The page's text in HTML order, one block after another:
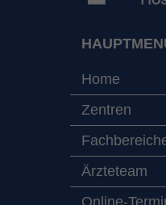
Home
Zentren
Ärzteteam